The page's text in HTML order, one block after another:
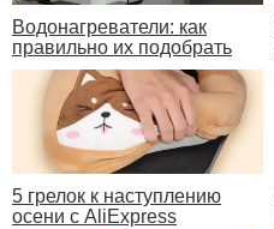
Водонагреватели: как
правильно их подобрать
5 грелок к наступлению
осени с AliExpress